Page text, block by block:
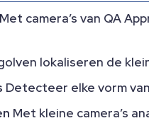
Met camera’s van QA
lokaliseren de
Detecteer elke vorm
Met kleine camera’s